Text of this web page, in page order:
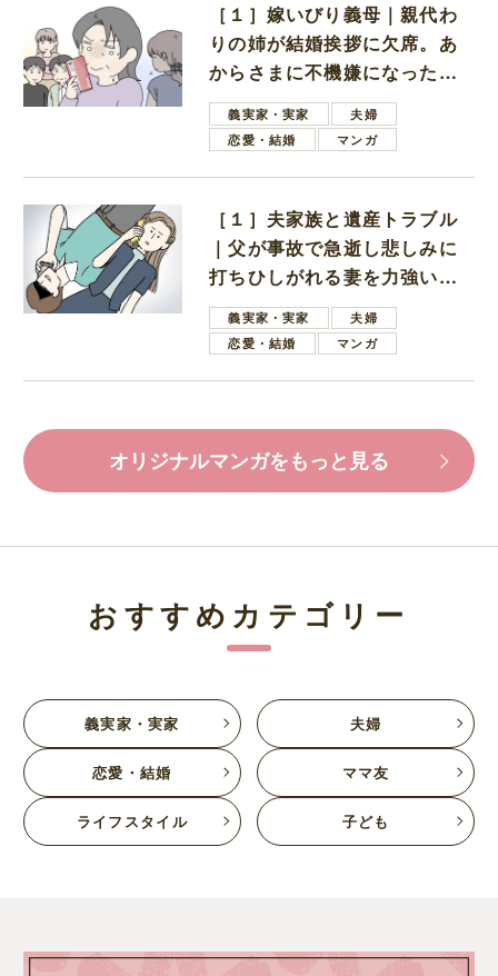
［１］嫁いびり義母｜親代わ
りの姉が結婚挨拶に欠席。あ
からさまに不機嫌になった義
母義実家・実家
夫婦
恋愛・結婚
マンガ
［１］夫家族と遺産トラブル
｜父が事故で急逝し悲しみに
打ちひしがれる妻を力強い言
葉で励ます夫
義実家・実家
夫婦
恋愛・結婚
マンガ
オリジナルマンガをもっと見る
おすすめカテゴリー
義実家・実家 夫婦
恋愛・結婚 ママ友
ライフスタイル 子ども